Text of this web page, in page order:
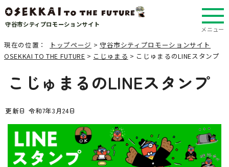
守谷市シティプロモーションサイト
メニュー
現在の位置： トップページ > 守谷市シティプロモーションサイト
OSEKKAI TO THE FUTURE > こじゅまる > こじゅまるのLINEスタンプ
こじゅまるのLINEスタンプ
更新日 令和7年3月24日